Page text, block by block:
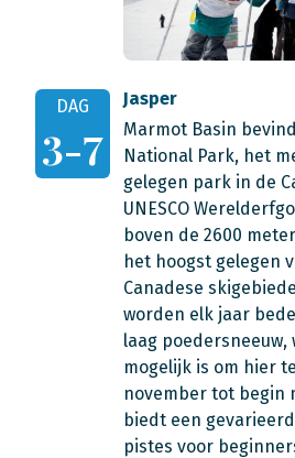
DAG
3-7
Jasper
Marmot Basin
National Park, het
gelegen park in de
UNESCO
boven de 2600
het hoogst gelegen
Canadese
worden elk jaar
laag
mogelijk is om hier
november tot begin
biedt een
pistes voor